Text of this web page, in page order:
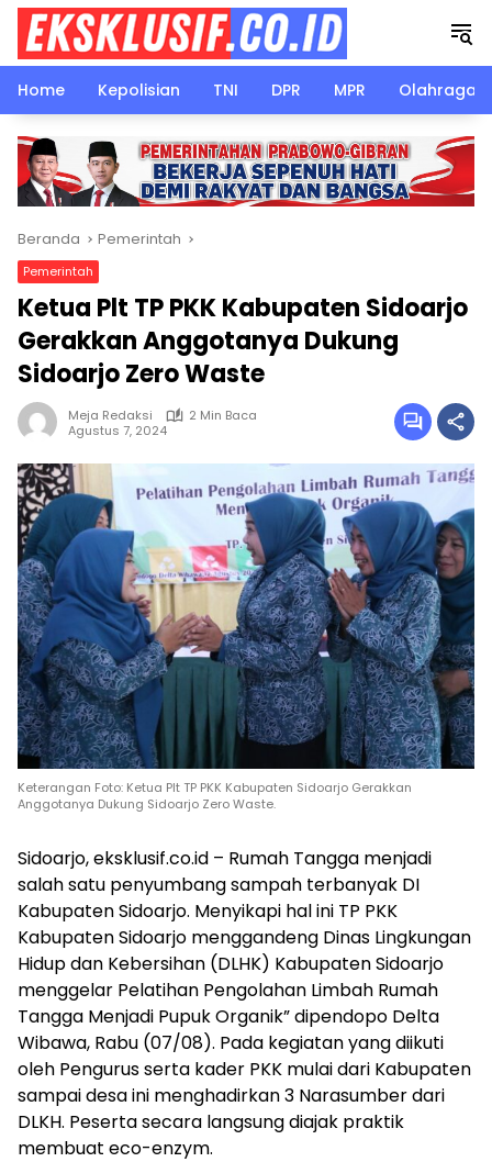
Langsung
konten
Home
Kepolisian TNI DPR MPR Olahraga
Beranda Pemerintah
Pemerintah
Ketua Plt TP PKK Kabupaten Sidoarjo
Gerakkan Anggotanya Dukung
Sidoarjo Zero Waste
Meja Redaksi
2 Min Baca
Agustus 7, 2024
Keterangan Foto: Ketua Plt TP PKK Kabupaten Sidoarjo Gerakkan
Anggotanya Dukung Sidoarjo Zero Waste.
Sidoarjo, eksklusif.co.id – Rumah Tangga menjadi
salah satu penyumbang sampah terbanyak DI
Kabupaten Sidoarjo. Menyikapi hal ini TP PKK
Kabupaten Sidoarjo menggandeng Dinas Lingkungan
Hidup dan Kebersihan (DLHK) Kabupaten Sidoarjo
menggelar Pelatihan Pengolahan Limbah Rumah
Tangga Menjadi Pupuk Organik” dipendopo Delta
Wibawa, Rabu (07/08). Pada kegiatan yang diikuti
oleh Pengurus serta kader PKK mulai dari Kabupaten
sampai desa ini menghadirkan 3 Narasumber dari
DLKH. Peserta secara langsung diajak praktik
membuat eco-enzym.